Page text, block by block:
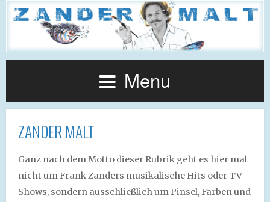
Menu
ZANDER MALT
Ganz nach dem Motto dieser Rubrik geht es hier mal
nicht um Frank Zanders musikalische Hits oder TV-
Shows, sondern ausschließlich um Pinsel, Farben und